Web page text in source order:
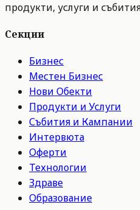
продукти, услуги и
Секции
Бизнес
Местен Бизнес
Нови Обекти
Продукти и Услуги
Събития и Кампании
Интервюта
Оферти
Технологии
Здраве
Образование